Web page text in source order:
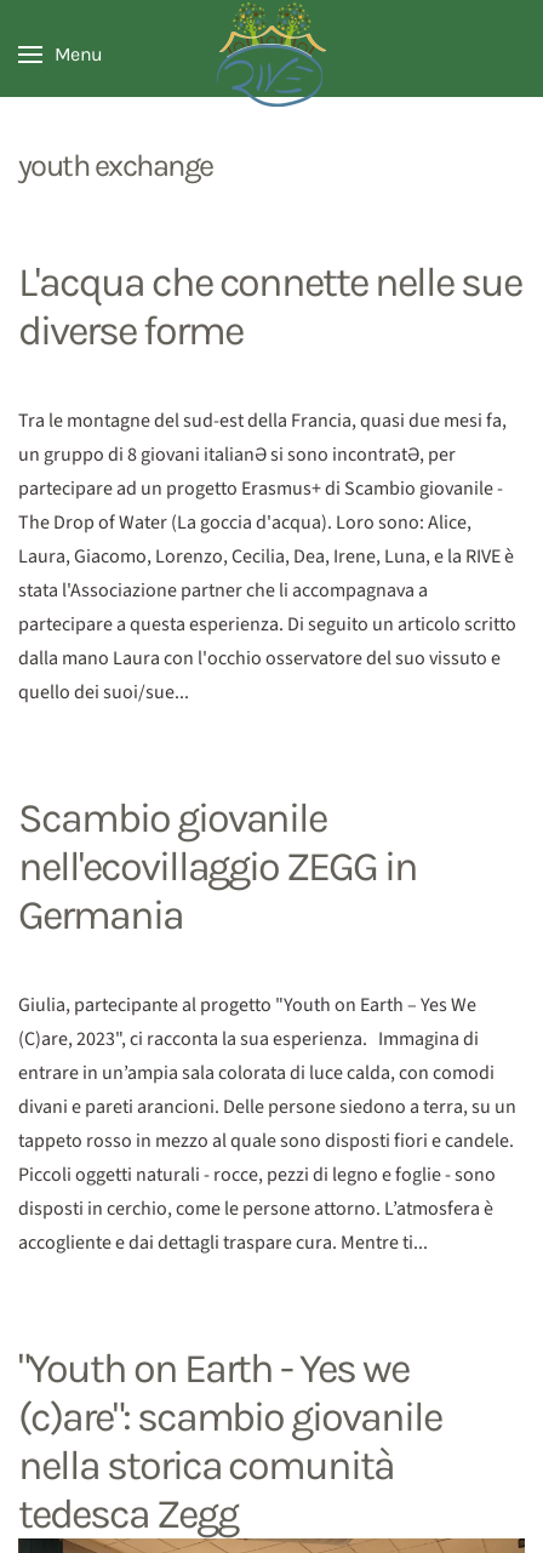
Menu
youth exchange
L'acqua che connette nelle sue
diverse forme
Tra le montagne del sud-est della Francia, quasi due mesi fa,
un gruppo di 8 giovani italianƏ si sono incontratƏ, per
partecipare ad un progetto Erasmus+ di Scambio giovanile -
The Drop of Water (La goccia d'acqua). Loro sono: Alice,
Laura, Giacomo, Lorenzo, Cecilia, Dea, Irene, Luna, e la RIVE è
stata l'Associazione partner che li accompagnava a
partecipare a questa esperienza. Di seguito un articolo scritto
dalla mano Laura con l'occhio osservatore del suo vissuto e
quello dei suoi/sue...
Scambio giovanile
nell'ecovillaggio ZEGG in
Germania
Giulia, partecipante al progetto "Youth on Earth – Yes We
(C)are, 2023", ci racconta la sua esperienza. Immagina di
entrare in un’ampia sala colorata di luce calda, con comodi
divani e pareti arancioni. Delle persone siedono a terra, su un
tappeto rosso in mezzo al quale sono disposti fiori e candele.
Piccoli oggetti naturali - rocce, pezzi di legno e foglie - sono
disposti in cerchio, come le persone attorno. L’atmosfera è
accogliente e dai dettagli traspare cura. Mentre ti...
"Youth on Earth - Yes we
(c)are": scambio giovanile
nella storica comunità
tedesca Zegg